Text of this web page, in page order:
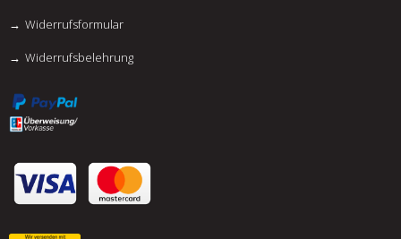
Widerrufsformular
Widerrufsbelehrung